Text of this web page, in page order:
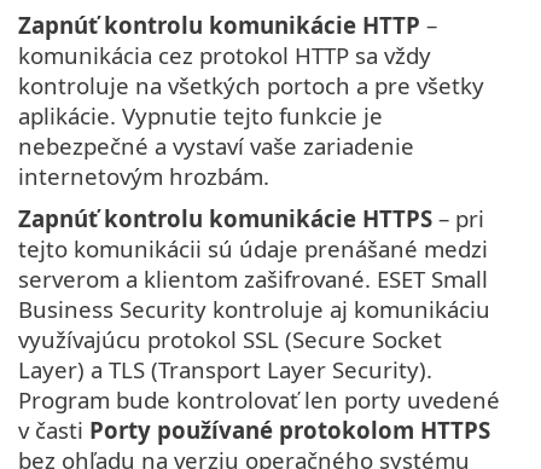
Zapnúť kontrolu komunikácie HTTP –
komunikácia cez protokol HTTP sa vždy
kontroluje na všetkých portoch a pre všetky
aplikácie. Vypnutie tejto funkcie je
nebezpečné a vystaví vaše zariadenie
internetovým hrozbám.
Zapnúť kontrolu komunikácie HTTPS – pri
tejto komunikácii sú údaje prenášané medzi
serverom a klientom zašifrované. ESET Small
Business Security kontroluje aj komunikáciu
využívajúcu protokol SSL (Secure Socket
Layer) a TLS (Transport Layer Security).
Program bude kontrolovať len porty uvedené
v časti Porty používané protokolom HTTPS
bez ohľadu na verziu operačného systému